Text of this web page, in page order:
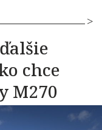
chce
M270